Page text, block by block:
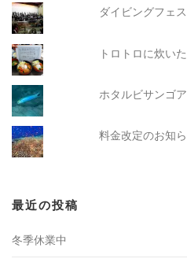
ダイビングフェ
トロトロに炊い
ホタルビサンゴ
料金改定のお知
最近の投稿
冬季休業中